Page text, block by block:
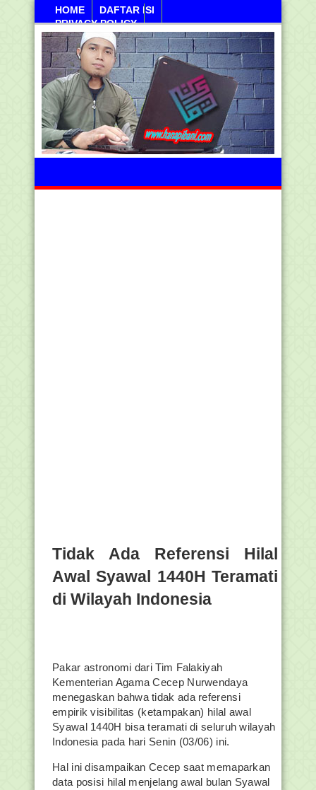
HOME
DAFTAR ISI
PRIVACY POLICY
Jumahat, 07 Agustus 2026
Tidak Ada Referensi Hilal
Awal Syawal 1440H Teramati
di Wilayah Indonesia
Pakar astronomi dari Tim Falakiyah
Kementerian Agama Cecep Nurwendaya
menegaskan bahwa tidak ada referensi
empirik visibilitas (ketampakan) hilal awal
Syawal 1440H bisa teramati di seluruh wilayah
Indonesia pada hari Senin (03/06) ini.
Hal ini disampaikan Cecep saat memaparkan
data posisi hilal menjelang awal bulan Syawal